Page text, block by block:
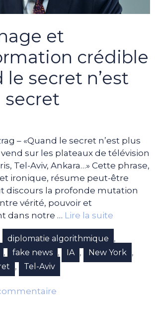
et
crédible
le secret n’est
secret
– «Quand le secret n’est plus
sur les plateaux de télévision
Tel-Aviv, Ankara…» Cette phrase,
ironique, résume peut-être
discours la profonde mutation
vérité, pouvoir et
dans notre … Lire la suite
diplomatie algorithmique ,
, fake news , IA , New York ,
, Tel-Aviv